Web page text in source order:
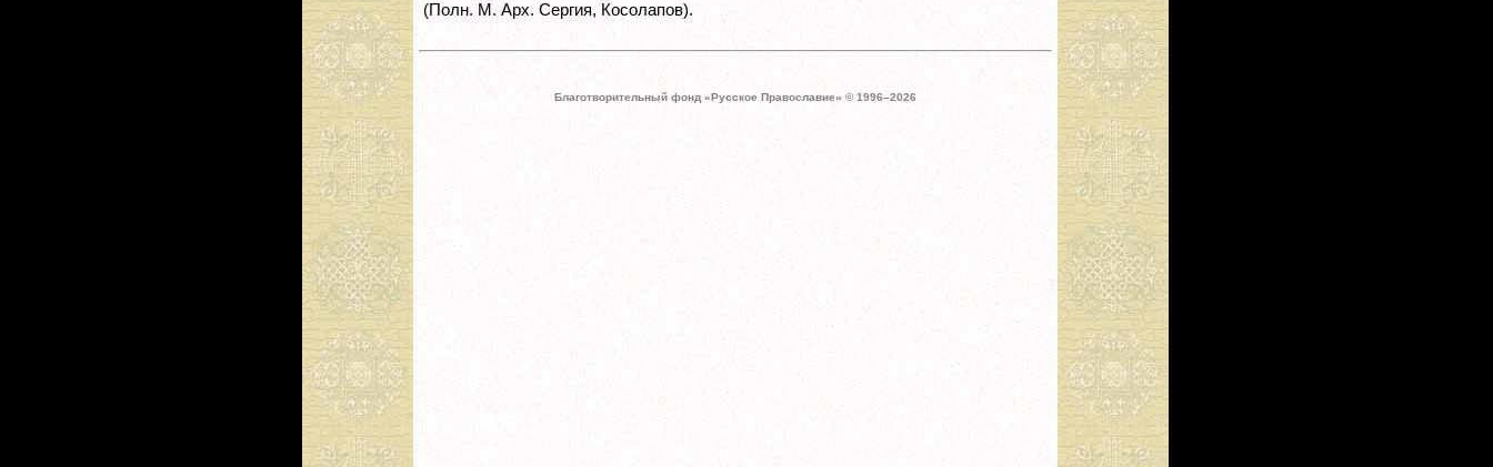
(Полн. М. Арх. Сергия, Косолапов).
Благотворительный фонд «Русское Православие» © 1996–2026